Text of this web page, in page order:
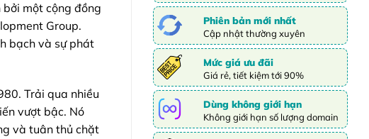
một cộng đồng
Group.
bạch và sự phát
Trải qua nhiều
vượt bậc. Nó
và tuân thủ chặt
Phiên bản mới nhất
Cập nhật thường xuyên
Mức giá ưu đãi
Giá rẻ, tiết kiệm tới 90%
Dùng không giới hạn
Không giới hạn số lượng domain